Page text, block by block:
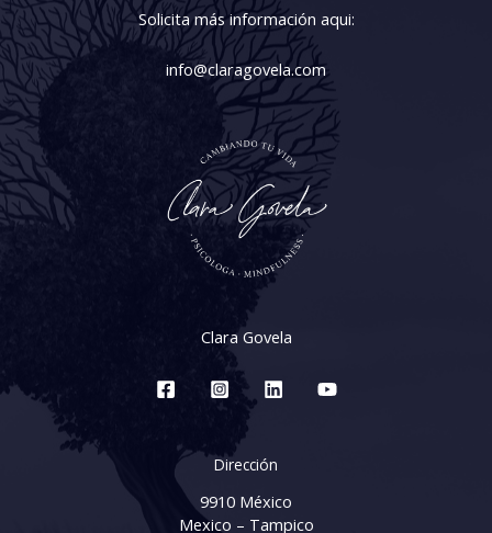
Solicita más información aqui:
info@claragovela.com
Clara Govela
Dirección
9910 México
Mexico – Tampico